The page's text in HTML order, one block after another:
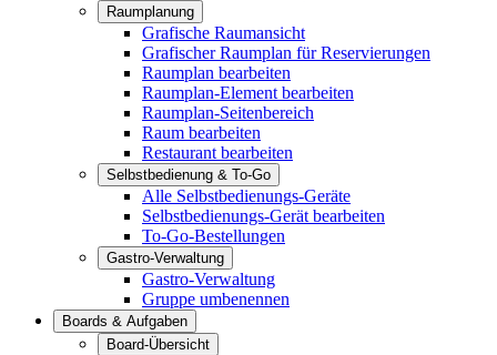
Raumplanung
Grafische Raumansicht
Grafischer Raumplan für Reservierungen
Raumplan bearbeiten
Raumplan-Element bearbeiten
Raumplan-Seitenbereich
Raum bearbeiten
Restaurant bearbeiten
Selbstbedienung & To-Go
Alle Selbstbedienungs-Geräte
Selbstbedienungs-Gerät bearbeiten
To-Go-Bestellungen
Gastro-Verwaltung
Gastro-Verwaltung
Gruppe umbenennen
Boards & Aufgaben
Board-Übersicht